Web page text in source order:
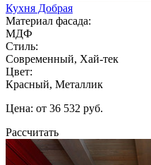
Кухня Добрая
Материал фасада:
МДФ
Стиль:
Современный, Хай-тек
Цвет:
Красный, Металлик
Цена: от 36 532 руб.
Рассчитать